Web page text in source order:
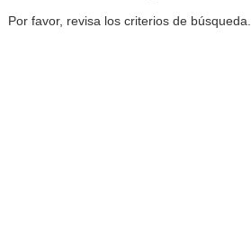
Por favor, revisa los criterios de búsqueda.